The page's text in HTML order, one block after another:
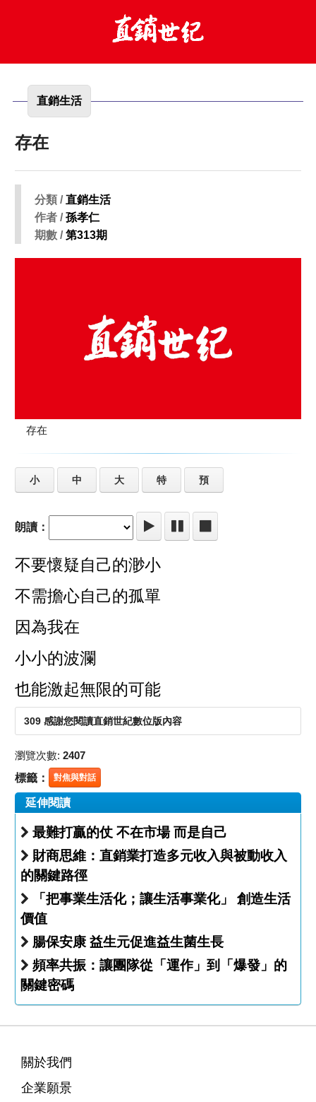
直銷生活
存在
分類 /直銷生活
作者 /孫孝仁
期數 /第313期
存在
小 中 大 特 預
朗讀：
不要懷疑自己的渺小
不需擔心自己的孤單
因為我在
小小的波瀾
也能激起無限的可能
309 感謝您閱讀直銷世紀數位版內容
瀏覽次數: 2407
標籤： 對焦與對話
延伸閱讀
最難打贏的仗 不在市場 而是自己
財商思維：直銷業打造多元收入與被動收入
的關鍵路徑
「把事業生活化；讓生活事業化」 創造生活
價值
腸保安康 益生元促進益生菌生長
頻率共振：讓團隊從「運作」到「爆發」的
關鍵密碼
關於我們
企業願景